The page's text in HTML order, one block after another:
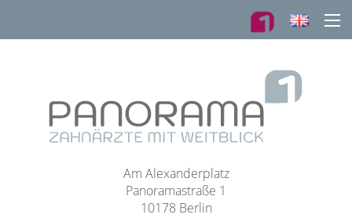
Am Alexanderplatz
Panoramastraße 1
10178 Berlin